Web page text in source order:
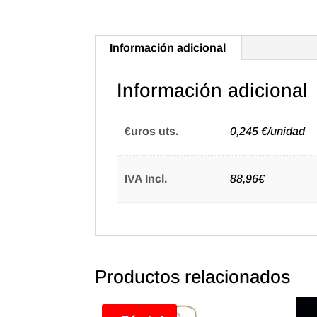
Información adicional
Información adicional
€uros uts. 0,245 €/unidad
IVA Incl. 88,96€
Productos relacionados